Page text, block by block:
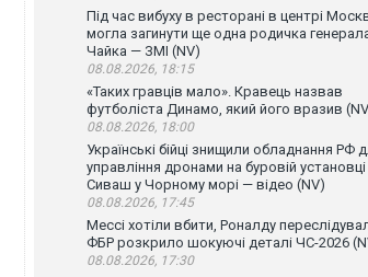
Під час вибуху в ресторані в центрі
могла загинути ще одна родичка
Чайка — ЗМІ (NV)
08.08.2026, 18:15
«Таких гравців мало». Кравець назвав
футболіста Динамо, який його вразив
08.08.2026, 18:00
Українські бійці знищили обладнання РФ
управління дронами на буровій установці
Сиваш у Чорному морі — відео (NV)
08.08.2026, 17:45
Мессі хотіли вбити, Роналду
ФБР розкрило шокуючі деталі ЧС-2026
08.08.2026, 17:30